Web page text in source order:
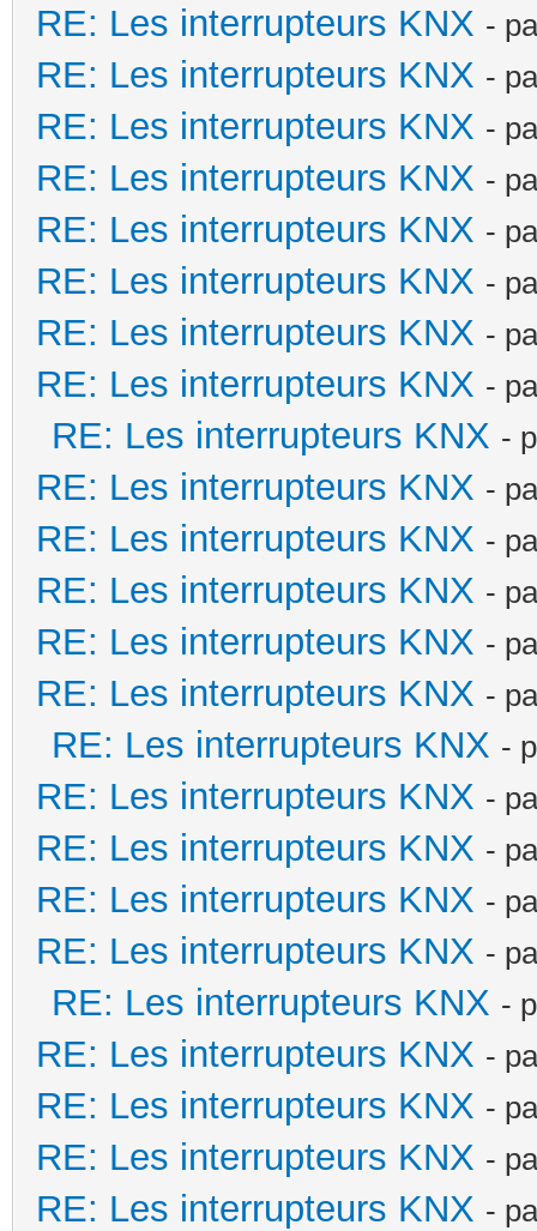
RE: Les interrupteurs KNX -
RE: Les interrupteurs KNX -
RE: Les interrupteurs KNX -
RE: Les interrupteurs KNX -
RE: Les interrupteurs KNX -
RE: Les interrupteurs KNX -
RE: Les interrupteurs KNX -
RE: Les interrupteurs KNX -
RE: Les interrupteurs KNX -
RE: Les interrupteurs KNX -
RE: Les interrupteurs KNX -
RE: Les interrupteurs KNX -
RE: Les interrupteurs KNX -
RE: Les interrupteurs KNX -
RE: Les interrupteurs KNX -
RE: Les interrupteurs KNX -
RE: Les interrupteurs KNX -
RE: Les interrupteurs KNX -
RE: Les interrupteurs KNX -
RE: Les interrupteurs KNX -
RE: Les interrupteurs KNX -
RE: Les interrupteurs KNX -
RE: Les interrupteurs KNX -
RE: Les interrupteurs KNX -